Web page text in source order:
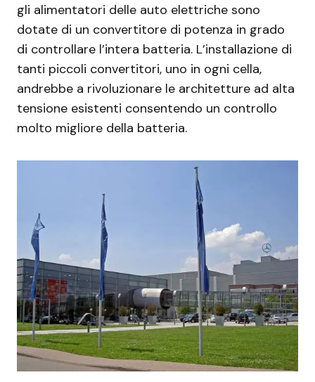
gli alimentatori delle auto elettriche sono
dotate di un convertitore di potenza in grado
di controllare l’intera batteria. L’installazione di
tanti piccoli convertitori, uno in ogni cella,
andrebbe a rivoluzionare le architetture ad alta
tensione esistenti consentendo un controllo
molto migliore della batteria.